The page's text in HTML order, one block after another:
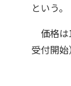
という。
価格は
受付開